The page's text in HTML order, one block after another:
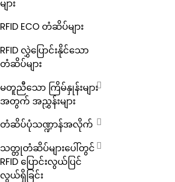
များ
RFID ECO တံဆိပ်များ
RFID လွှဲပြောင်းနိုင်သော
တံဆိပ်များ
မတူညီသော ကြိမ်နှုန်းများ
အတွက် အညွှန်းများ
တံဆိပ်ပုံသဏ္ဍာန်အလိုက်
သတ္တုတံဆိပ်များပေါ်တွင်
RFID ပြောင်းလွယ်ပြင်
လွယ်ရှိခြင်း